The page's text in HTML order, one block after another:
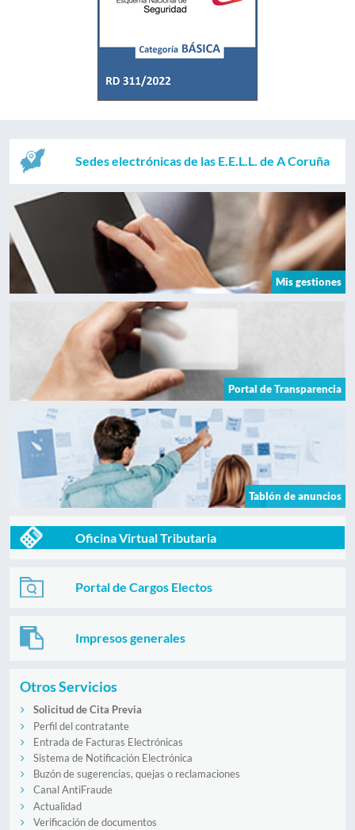
Sedes electrónicas de las E.E.L.L. de A Coruña
Mis gestiones
Portal de Transparencia
Tablón de anuncios
Oficina Virtual Tributaria
Portal de Cargos Electos
Impresos generales
Otros Servicios
Solicitud de Cita Previa
Perfil del contratante
Entrada de Facturas Electrónicas
Sistema de Notificación Electrónica
Buzón de sugerencias, quejas o reclamaciones
Canal AntiFraude
Actualidad
Verificación de documentos